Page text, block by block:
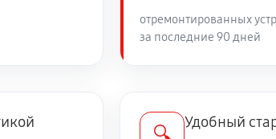
отремонтированных
за последние 90 дней
🔍
Удобный